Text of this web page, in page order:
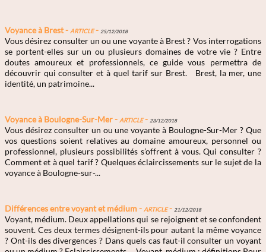
Voyance à Brest -Article- 25/12/2018
Vous désirez consulter un ou une voyante à Brest ? Vos interrogations
se portent-elles sur un ou plusieurs domaines de votre vie ? Entre
doutes amoureux et professionnels, ce guide vous permettra de
découvrir qui consulter et à quel tarif sur Brest. Brest, la mer, une
identité, un patrimoine...
Voyance à Boulogne-Sur-Mer -Article- 23/12/2018
Vous désirez consulter un ou une voyante à Boulogne-Sur-Mer ? Que
vos questions soient relatives au domaine amoureux, personnel ou
professionnel, plusieurs possibilités s’offrent à vous. Qui consulter ?
Comment et à quel tarif ? Quelques éclaircissements sur le sujet de la
voyance à Boulogne-sur-...
Différences entre voyant et médium -Article- 21/12/2018
Voyant, médium. Deux appellations qui se rejoignent et se confondent
souvent. Ces deux termes désignent-ils pour autant la même voyance
? Ont-ils des divergences ? Dans quels cas faut-il consulter un voyant